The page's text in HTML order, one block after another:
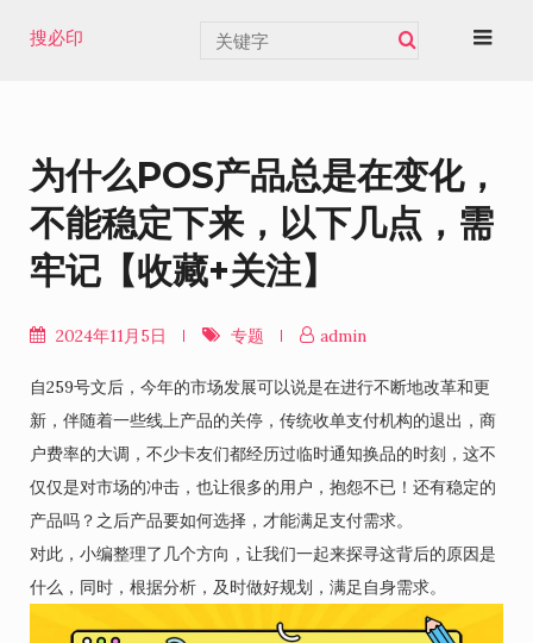
搜必印
为什么POS产品总是在变化，
不能稳定下来，以下几点，需
牢记【收藏+关注】
2024年11月5日 专题 admin
自259号文后，今年的市场发展可以说是在进行不断地改革和更
新，伴随着一些线上产品的关停，传统收单支付机构的退出，商
户费率的大调，不少卡友们都经历过临时通知换品的时刻，这不
仅仅是对市场的冲击，也让很多的用户，抱怨不已！还有稳定的
产品吗？之后产品要如何选择，才能满足支付需求。
对此，小编整理了几个方向，让我们一起来探寻这背后的原因是
什么，同时，根据分析，及时做好规划，满足自身需求。